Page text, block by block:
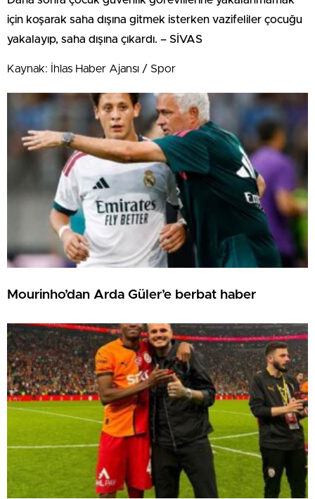
için koşarak saha dışına gitmek isterken vazifeliler çocuğu
yakalayıp, saha dışına çıkardı. – SİVAS
Kaynak: İhlas Haber Ajansı / Spor
Mourinho’dan Arda Güler’e berbat haber